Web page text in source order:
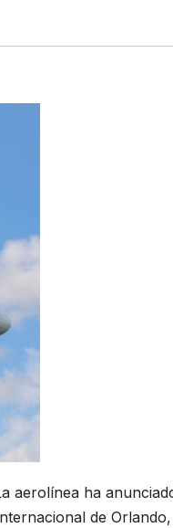
aerolínea ha
de Orlando,